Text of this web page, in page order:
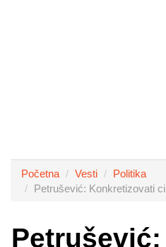
Početna Vesti
Politika
Petrušević: Konkretizovati
Petrušević: